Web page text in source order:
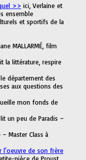
>> ici, Verlaine et
ensemble
et sportifs de la
MALLARMÉ, film
la littérature, respire
département des
aux questions des
mon fonds de
un peu de Paradis –
Master Class à
l'oeuvre de son frère